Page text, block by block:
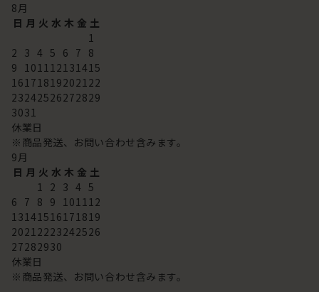
8月
日 月 火 水 木 金 土
1
2 3 4 5 6 7 8
9 101112131415
16171819202122
23242526272829
3031
休業日
※商品発送、お問い合わせ含みます。
9月
日 月 火 水 木 金 土
1 2 3 4 5
6 7 8 9 101112
13141516171819
20212223242526
27282930
休業日
※商品発送、お問い合わせ含みます。